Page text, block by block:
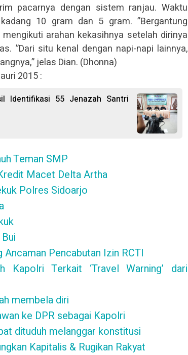
pacarnya dengan sistem ranjau. Waktu
10 gram dan 5 gram. ”Bergantung
arahan kekasihnya setelah dirinya
”Dari situ kenal dengan napi-napi lainnya,
jelas Dian. (Dhonna)
2015 :
Identifikasi 55 Jenazah Santri
Teman SMP
Macet Delta Artha
Polres Sidoarjo
Ancaman Pencabutan Izin RCTI
Kapolri Terkait ‘Travel Warning’ dari
membela diri
ke DPR sebagai Kapolri
dituduh melanggar konstitusi
Kapitalis & Rugikan Rakyat